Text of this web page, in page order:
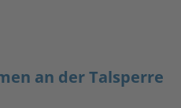
an der Talsperre